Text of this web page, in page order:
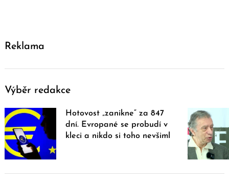
Reklama
Výběr redakce
Hotovost „zanikne“ za 847
dní. Evropané se probudí v
kleci a nikdo si toho nevšiml